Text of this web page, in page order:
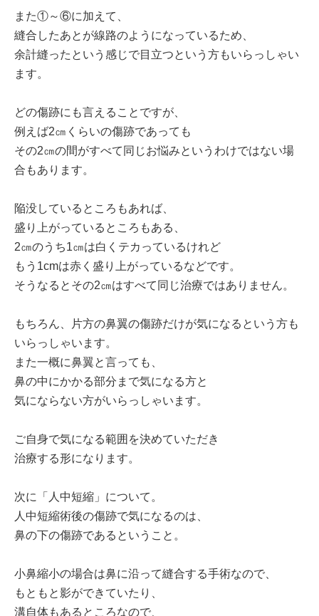
また①～⑥に加えて、
縫合したあとが線路のようになっているため、
余計縫ったという感じで目立つという方もいらっしゃい
ます。
どの傷跡にも言えることですが、
例えば2㎝くらいの傷跡であっても
その2㎝の間がすべて同じお悩みというわけではない場
合もあります。
陥没しているところもあれば、
盛り上がっているところもある、
2㎝のうち1㎝は白くテカっているけれど
もう1cmは赤く盛り上がっているなどです。
そうなるとその2㎝はすべて同じ治療ではありません。
もちろん、片方の鼻翼の傷跡だけが気になるという方も
いらっしゃいます。
また一概に鼻翼と言っても、
鼻の中にかかる部分まで気になる方と
気にならない方がいらっしゃいます。
ご自身で気になる範囲を決めていただき
治療する形になります。
次に「人中短縮」について。
人中短縮術後の傷跡で気になるのは、
鼻の下の傷跡であるということ。
小鼻縮小の場合は鼻に沿って縫合する手術なので、
もともと影ができていたり、
溝自体もあるところなので、